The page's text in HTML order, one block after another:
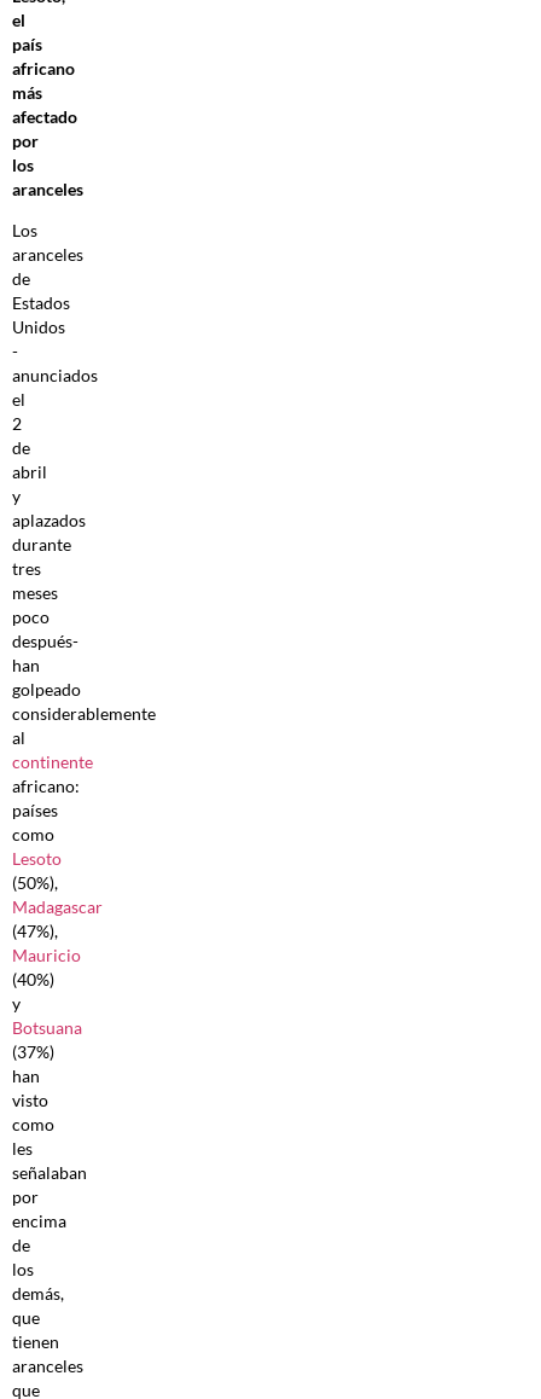
el
país
africano
más
afectado
por
los
aranceles
Los
aranceles
de
Estados
Unidos
-
anunciados
el
2
de
abril
y
aplazados
durante
tres
meses
poco
después-
han
golpeado
considerablemente
al
continente
africano:
países
como
Lesoto
(50%),
Madagascar
(47%),
Mauricio
(40%)
y
Botsuana
(37%)
han
visto
como
les
señalaban
por
encima
de
los
demás,
que
tienen
aranceles
que